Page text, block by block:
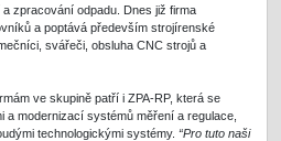
zpracování odpadu. Dnes již firma
a poptává především strojírenské
svářeči, obsluha CNC strojů a
ve skupině patří i ZPA-RP, která se
modernizací systémů měření a regulace,
technologickými systémy. “Pro tuto naši